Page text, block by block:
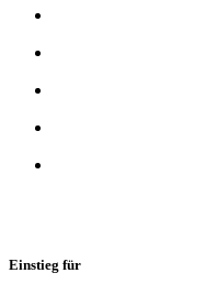
Einstieg für